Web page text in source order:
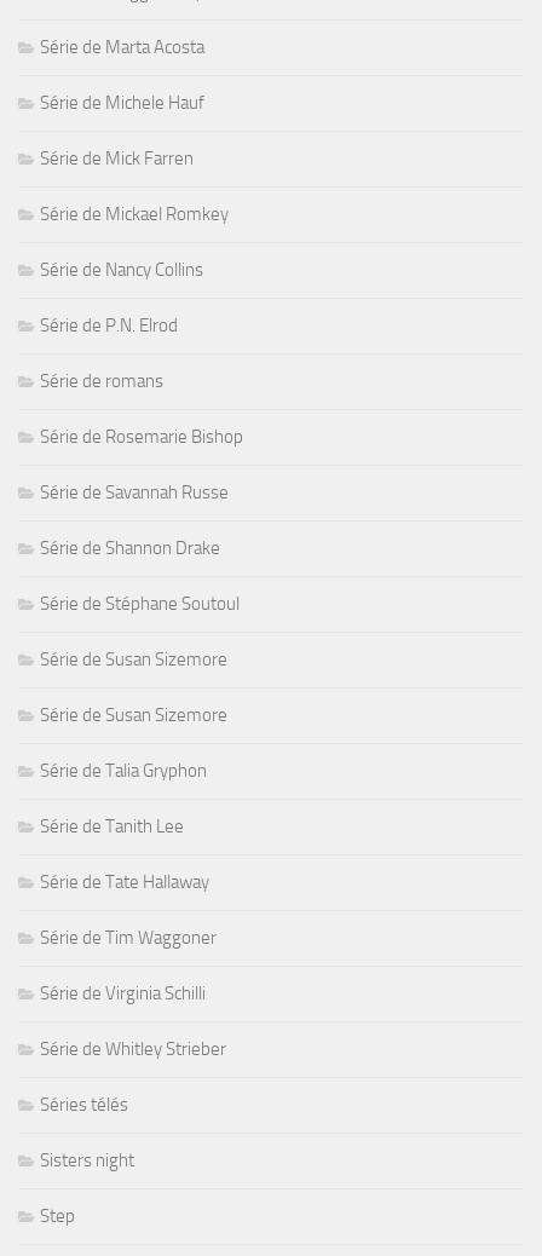
Série de Marta Acosta
Série de Michele Hauf
Série de Mick Farren
Série de Mickael Romkey
Série de Nancy Collins
Série de P.N. Elrod
Série de romans
Série de Rosemarie Bishop
Série de Savannah Russe
Série de Shannon Drake
Série de Stéphane Soutoul
Série de Susan Sizemore
Série de Susan Sizemore
Série de Talia Gryphon
Série de Tanith Lee
Série de Tate Hallaway
Série de Tim Waggoner
Série de Virginia Schilli
Série de Whitley Strieber
Séries télés
Sisters night
Step